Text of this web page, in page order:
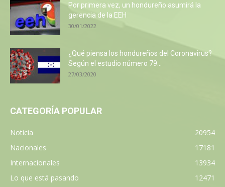
Por primera vez, un hondureño asumirá la
gerencia de la EEH
30/01/2022
¿Qué piensa los hondureños del Coronavirus?
Según el estudio número 79...
27/03/2020
CATEGORÍA POPULAR
Noticia
20954
Nacionales
17181
Internacionales
13934
Lo que está pasando
12471